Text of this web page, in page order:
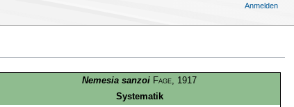
Nemesia sanzoi Fage, 1917
Systematik
Anmelden